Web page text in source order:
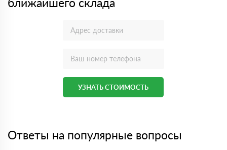
УЗНАТЬ СТОИМОСТЬ
Ответы на популярные вопросы